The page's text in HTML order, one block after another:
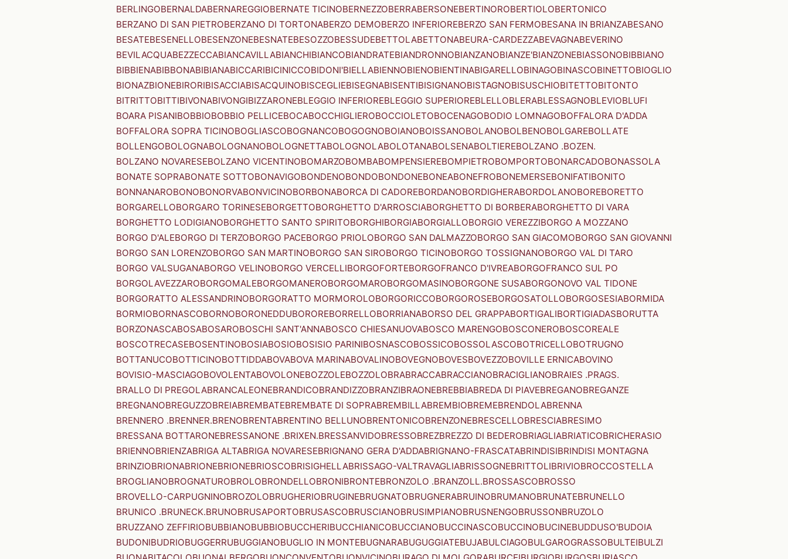
BERLINGOBERNALDABERNAREGGIOBERNATE TICINOBERNEZZOBERRABERSONEBERTINOROBERTIOLOBERTONICO
BERZANO DI SAN PIETROBERZANO DI TORTONABERZO DEMOBERZO INFERIOREBERZO SAN FERMOBESANA IN BRIANZABESANO
BESATEBESENELLOBESENZONEBESNATEBESOZZOBESSUDEBETTOLABETTONABEURA-CARDEZZABEVAGNABEVERINO
BEVILACQUABEZZECCABIANCAVILLABIANCHIBIANCOBIANDRATEBIANDRONNOBIANZANOBIANZE'BIANZONEBIASSONOBIBBIANO
BIBBIENABIBBONABIBIANABICCARIBICINICCOBIDONI'BIELLABIENNOBIENOBIENTINABIGARELLOBINAGOBINASCOBINETTOBIOGLIO
BIONAZBIONEBIRORIBISACCIABISACQUINOBISCEGLIEBISEGNABISENTIBISIGNANOBISTAGNOBISUSCHIOBITETTOBITONTO
BITRITTOBITTIBIVONABIVONGIBIZZARONEBLEGGIO INFERIOREBLEGGIO SUPERIOREBLELLOBLERABLESSAGNOBLEVIOBLUFI
BOARA PISANIBOBBIOBOBBIO PELLICEBOCABOCCHIGLIEROBOCCIOLETOBOCENAGOBODIO LOMNAGOBOFFALORA D'ADDA
BOFFALORA SOPRA TICINOBOGLIASCOBOGNANCOBOGOGNOBOIANOBOISSANOBOLANOBOLBENOBOLGAREBOLLATE
BOLLENGOBOLOGNABOLOGNANOBOLOGNETTABOLOGNOLABOLOTANABOLSENABOLTIEREBOLZANO .BOZEN.
BOLZANO NOVARESEBOLZANO VICENTINOBOMARZOBOMBABOMPENSIEREBOMPIETROBOMPORTOBONARCADOBONASSOLA
BONATE SOPRABONATE SOTTOBONAVIGOBONDENOBONDOBONDONEBONEABONEFROBONEMERSEBONIFATIBONITO
BONNANAROBONOBONORVABONVICINOBORBONABORCA DI CADOREBORDANOBORDIGHERABORDOLANOBOREBORETTO
BORGARELLOBORGARO TORINESEBORGETTOBORGHETTO D'ARROSCIABORGHETTO DI BORBERABORGHETTO DI VARA
BORGHETTO LODIGIANOBORGHETTO SANTO SPIRITOBORGHIBORGIABORGIALLOBORGIO VEREZZIBORGO A MOZZANO
BORGO D'ALEBORGO DI TERZOBORGO PACEBORGO PRIOLOBORGO SAN DALMAZZOBORGO SAN GIACOMOBORGO SAN GIOVANNI
BORGO SAN LORENZOBORGO SAN MARTINOBORGO SAN SIROBORGO TICINOBORGO TOSSIGNANOBORGO VAL DI TARO
BORGO VALSUGANABORGO VELINOBORGO VERCELLIBORGOFORTEBORGOFRANCO D'IVREABORGOFRANCO SUL PO
BORGOLAVEZZAROBORGOMALEBORGOMANEROBORGOMAROBORGOMASINOBORGONE SUSABORGONOVO VAL TIDONE
BORGORATTO ALESSANDRINOBORGORATTO MORMOROLOBORGORICCOBORGOROSEBORGOSATOLLOBORGOSESIABORMIDA
BORMIOBORNASCOBORNOBORONEDDUBOROREBORRELLOBORRIANABORSO DEL GRAPPABORTIGALIBORTIGIADASBORUTTA
BORZONASCABOSABOSAROBOSCHI SANT'ANNABOSCO CHIESANUOVABOSCO MARENGOBOSCONEROBOSCOREALE
BOSCOTRECASEBOSENTINOBOSIABOSIOBOSISIO PARINIBOSNASCOBOSSICOBOSSOLASCOBOTRICELLOBOTRUGNO
BOTTANUCOBOTTICINOBOTTIDDABOVABOVA MARINABOVALINOBOVEGNOBOVESBOVEZZOBOVILLE ERNICABOVINO
BOVISIO-MASCIAGOBOVOLENTABOVOLONEBOZZOLEBOZZOLOBRABRACCABRACCIANOBRACIGLIANOBRAIES .PRAGS.
BRALLO DI PREGOLABRANCALEONEBRANDICOBRANDIZZOBRANZIBRAONEBREBBIABREDA DI PIAVEBREGANOBREGANZE
BREGNANOBREGUZZOBREIABREMBATEBREMBATE DI SOPRABREMBILLABREMBIOBREMEBRENDOLABRENNA
BRENNERO .BRENNER.BRENOBRENTABRENTINO BELLUNOBRENTONICOBRENZONEBRESCELLOBRESCIABRESIMO
BRESSANA BOTTARONEBRESSANONE .BRIXEN.BRESSANVIDOBRESSOBREZBREZZO DI BEDEROBRIAGLIABRIATICOBRICHERASIO
BRIENNOBRIENZABRIGA ALTABRIGA NOVARESEBRIGNANO GERA D'ADDABRIGNANO-FRASCATABRINDISIBRINDISI MONTAGNA
BRINZIOBRIONABRIONEBRIONEBRIOSCOBRISIGHELLABRISSAGO-VALTRAVAGLIABRISSOGNEBRITTOLIBRIVIOBROCCOSTELLA
BROGLIANOBROGNATUROBROLOBRONDELLOBRONIBRONTEBRONZOLO .BRANZOLL.BROSSASCOBROSSO
BROVELLO-CARPUGNINOBROZOLOBRUGHERIOBRUGINEBRUGNATOBRUGNERABRUINOBRUMANOBRUNATEBRUNELLO
BRUNICO .BRUNECK.BRUNOBRUSAPORTOBRUSASCOBRUSCIANOBRUSIMPIANOBRUSNENGOBRUSSONBRUZOLO
BRUZZANO ZEFFIRIOBUBBIANOBUBBIOBUCCHERIBUCCHIANICOBUCCIANOBUCCINASCOBUCCINOBUCINEBUDDUSO'BUDOIA
BUDONIBUDRIOBUGGERRUBUGGIANOBUGLIO IN MONTEBUGNARABUGUGGIATEBUJABULCIAGOBULGAROGRASSOBULTEIBULZI